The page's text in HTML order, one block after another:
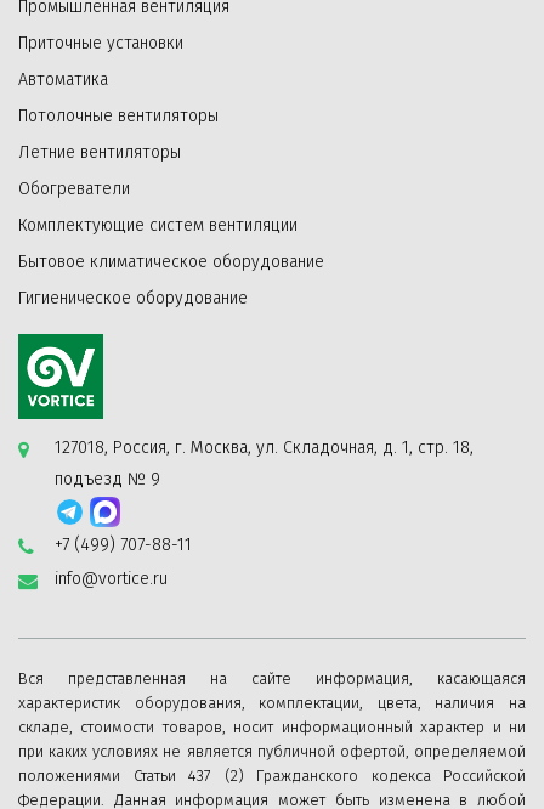
Промышленная вентиляция
Приточные установки
Автоматика
Потолочные вентиляторы
Летние вентиляторы
Обогреватели
Комплектующие систем вентиляции
Бытовое климатическое оборудование
Гигиеническое оборудование
127018, Россия, г. Москва, ул. Складочная, д. 1, стр. 18,
подъезд № 9
+7 (499) 707-88-11
info@vortice.ru
Вся представленная на сайте информация, касающаяся
характеристик оборудования, комплектации, цвета, наличия на
складе, стоимости товаров, носит информационный характер и ни
при каких условиях не является публичной офертой, определяемой
положениями Статьи 437 (2) Гражданского кодекса Российской
Федерации. Данная информация может быть изменена в любой